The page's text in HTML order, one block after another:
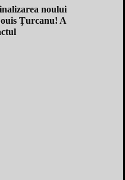
noului
Ţurcanu! A